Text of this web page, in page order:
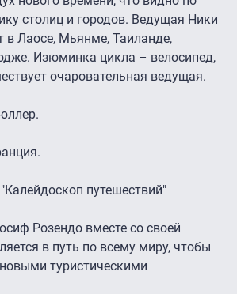
столиц и городов. Ведущая Ники
Лаосе, Мьянме, Таиланде,
Изюминка цикла – велосипед,
очаровательная ведущая.
путешествий"
Розендо вместе со своей
в путь по всему миру, чтобы
туристическими